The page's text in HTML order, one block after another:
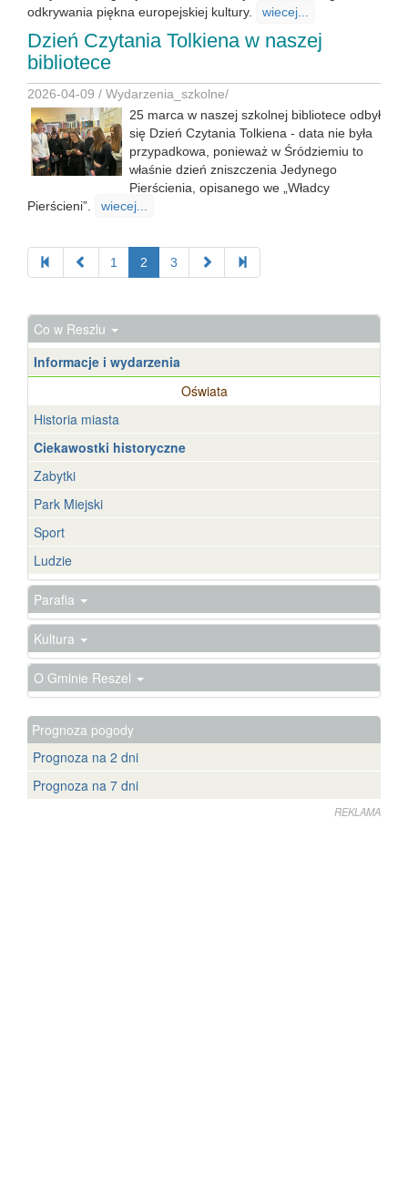
odkrywania piękna europejskiej kultury.
wiecej...
Dzień Czytania Tolkiena w naszej
bibliotece
2026-04-09 / Wydarzenia_szkolne/
25 marca w naszej szkolnej bibliotece odbył
się Dzień Czytania Tolkiena - data nie była
przypadkowa, ponieważ w Śródziemiu to
właśnie dzień zniszczenia Jedynego
Pierścienia, opisanego we „Władcy
Pierścieni”.
wiecej...
1 2 3
Co w Reszlu
Informacje i wydarzenia
Oświata
Historia miasta
Ciekawostki historyczne
Zabytki
Park Miejski
Sport
Ludzie
Parafia
Kultura
O Gminie Reszel
Prognoza pogody
Prognoza na 2 dni
Prognoza na 7 dni
REKLAMA